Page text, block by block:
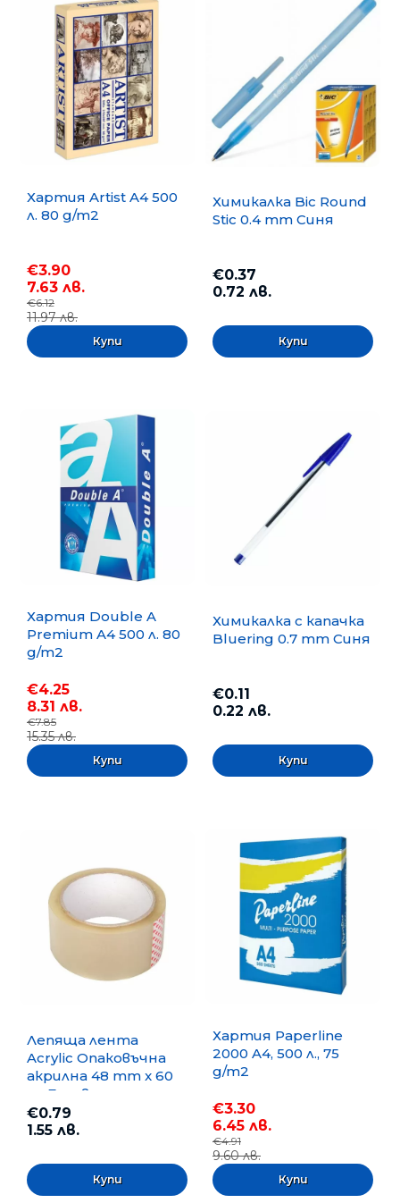
Хартия Artist A4 500
л. 80 g/m2
€3.90
7.63 лв.
€6.12
11.97 лв.
Химикалка Bic Round
Stic 0.4 mm Синя
€0.37
0.72 лв.
Хартия Double A
Premium A4 500 л. 80
g/m2
€4.25
8.31 лв.
€7.85
15.35 лв.
Химикалка с капачка
Bluering 0.7 mm Синя
€0.11
0.22 лв.
Лепяща лента
Acrylic Опаковъчна
акрилна 48 mm x 60
m, Безцветна
€0.79
1.55 лв.
Хартия Paperline
2000 A4, 500 л., 75
g/m2
€3.30
6.45 лв.
€4.91
9.60 лв.